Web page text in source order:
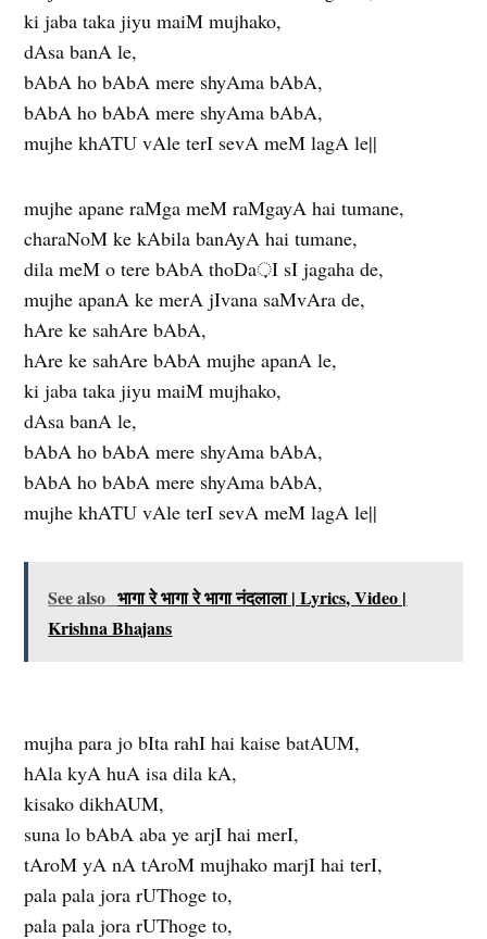
ki jaba taka jiyu maiM mujhako,
dAsa banA le,
bAbA ho bAbA mere shyAma bAbA,
bAbA ho bAbA mere shyAma bAbA,
mujhe khATU vAle terI sevA meM lagA le||
mujhe apane raMga meM raMgayA hai tumane,
charaNoM ke kAbila banAyA hai tumane,
dila meM o tere bAbA thoDa़I sI jagaha de,
mujhe apanA ke merA jIvana saMvAra de,
hAre ke sahAre bAbA,
hAre ke sahAre bAbA mujhe apanA le,
ki jaba taka jiyu maiM mujhako,
dAsa banA le,
bAbA ho bAbA mere shyAma bAbA,
bAbA ho bAbA mere shyAma bAbA,
mujhe khATU vAle terI sevA meM lagA le||
See also भागा रे भागा रे भागा नंदलाला | Lyrics, Video |
Krishna Bhajans
mujha para jo bIta rahI hai kaise batAUM,
hAla kyA huA isa dila kA,
kisako dikhAUM,
suna lo bAbA aba ye arjI hai merI,
tAroM yA nA tAroM mujhako marjI hai terI,
pala pala jora rUThoge to,
pala pala jora rUThoge to,